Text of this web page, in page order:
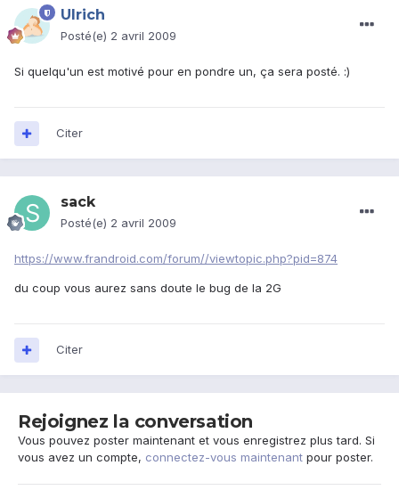
Ulrich
Posté(e) 2 avril 2009
Si quelqu'un est motivé pour en pondre un, ça sera posté. :)
Citer
sack
Posté(e) 2 avril 2009
https://www.frandroid.com/forum//viewtopic.php?pid=874
du coup vous aurez sans doute le bug de la 2G
Citer
Rejoignez la conversation
Vous pouvez poster maintenant et vous enregistrez plus tard. Si
vous avez un compte, connectez-vous maintenant pour poster.